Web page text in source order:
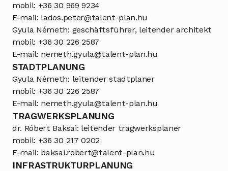
mobil: +36 30 969 9234
E-mail: lados.peter@talent-plan.hu
Gyula Németh: geschäftsführer, leitender architekt
mobil: +36 30 226 2587
E-mail: nemeth.gyula@talent-plan.hu
STADTPLANUNG
Gyula Németh: leitender stadtplaner
mobil: +36 30 226 2587
E-mail: nemeth.gyula@talent-plan.hu
TRAGWERKSPLANUNG
dr. Róbert Baksai: leitender tragwerksplaner
mobil: +36 30 217 0202
E-mail: baksai.robert@talent-plan.hu
INFRASTRUKTURPLANUNG